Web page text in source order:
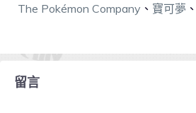
The Pokémon Company 、 寶可夢 、
留言